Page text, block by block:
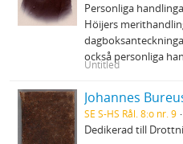
Personliga
Höijers
också personliga
Untitled
SE S-HS Rål. 8:o nr. 9
Dedikerad till